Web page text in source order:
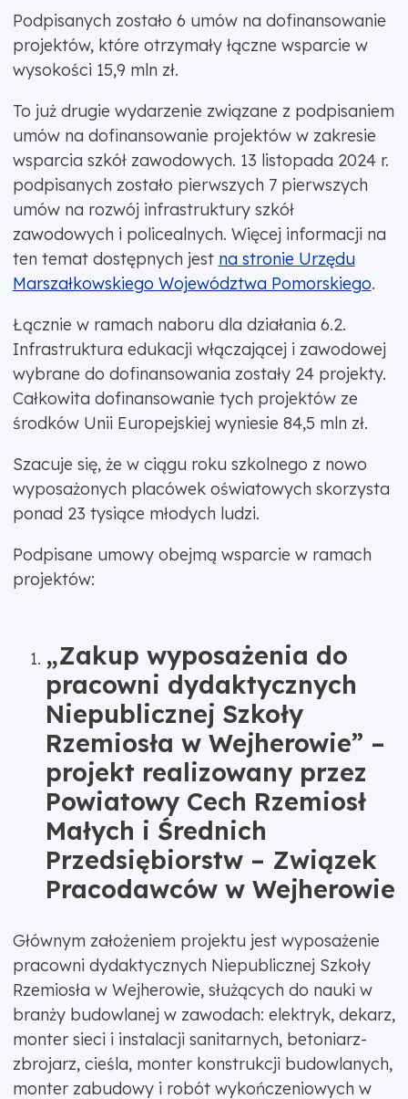
Podpisanych zostało 6 umów na dofinansowanie
projektów, które otrzymały łączne wsparcie w
wysokości 15,9 mln zł.
To już drugie wydarzenie związane z podpisaniem
umów na dofinansowanie projektów w zakresie
wsparcia szkół zawodowych. 13 listopada 2024 r.
podpisanych zostało pierwszych 7 pierwszych
umów na rozwój infrastruktury szkół
zawodowych i policealnych. Więcej informacji na
ten temat dostępnych jest na stronie Urzędu
Marszałkowskiego Województwa Pomorskiego.
Łącznie w ramach naboru dla działania 6.2.
Infrastruktura edukacji włączającej i zawodowej
wybrane do dofinansowania zostały 24 projekty.
Całkowita dofinansowanie tych projektów ze
środków Unii Europejskiej wyniesie 84,5 mln zł.
Szacuje się, że w ciągu roku szkolnego z nowo
wyposażonych placówek oświatowych skorzysta
ponad 23 tysiące młodych ludzi.
Podpisane umowy obejmą wsparcie w ramach
projektów:
„Zakup wyposażenia do
pracowni dydaktycznych
Niepublicznej Szkoły
Rzemiosła w Wejherowie” –
projekt realizowany przez
Powiatowy Cech Rzemiosł
Małych i Średnich
Przedsiębiorstw – Związek
Pracodawców w Wejherowie
Głównym założeniem projektu jest wyposażenie
pracowni dydaktycznych Niepublicznej Szkoły
Rzemiosła w Wejherowie, służących do nauki w
branży budowlanej w zawodach: elektryk, dekarz,
monter sieci i instalacji sanitarnych, betoniarz-
zbrojarz, cieśla, monter konstrukcji budowlanych,
monter zabudowy i robót wykończeniowych w